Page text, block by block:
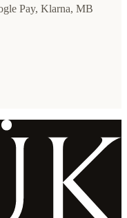
Pay, Klarna, MB